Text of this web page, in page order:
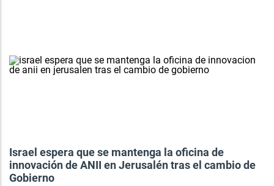
Israel espera que se mantenga la oficina de
innovación de ANII en Jerusalén tras el cambio de
Gobierno